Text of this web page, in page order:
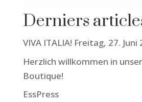
Derniers
VIVA ITALIA! Freitag, 27. Juni
Herzlich willkommen in
Boutique!
EssPress